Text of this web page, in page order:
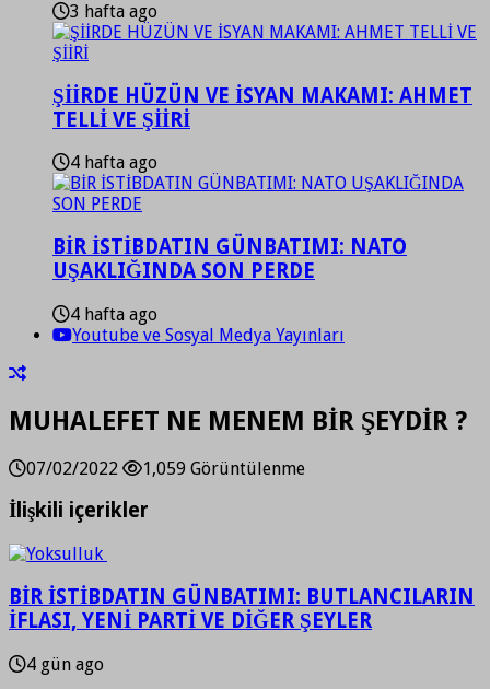
3 hafta ago
ŞİİRDE HÜZÜN VE İSYAN MAKAMI: AHMET
TELLİ VE ŞİİRİ
4 hafta ago
BİR İSTİBDATIN GÜNBATIMI: NATO
UŞAKLIĞINDA SON PERDE
4 hafta ago
Youtube ve Sosyal Medya Yayınları
MUHALEFET NE MENEM BİR ŞEYDİR ?
07/02/2022 1,059 Görüntülenme
İlişkili içerikler
BİR İSTİBDATIN GÜNBATIMI: BUTLANCILARIN
İFLASI, YENİ PARTİ VE DİĞER ŞEYLER
4 gün ago